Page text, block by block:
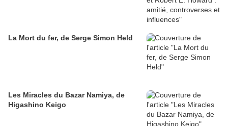
La Mort du fer, de Serge Simon Held
Les Miracles du Bazar Namiya, de
Higashino Keigo